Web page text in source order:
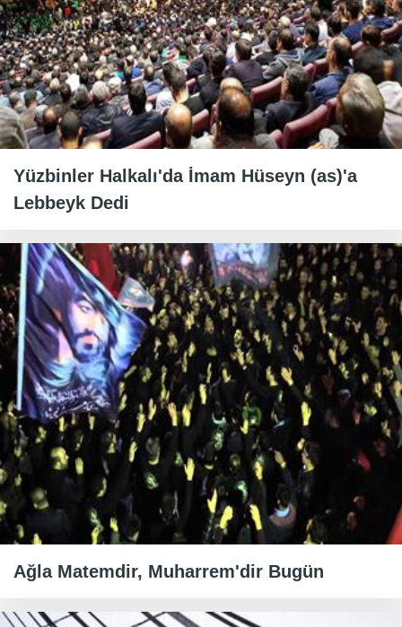
Yüzbinler Halkalı'da İmam Hüseyn (as)'a
Lebbeyk Dedi
Ağla Matemdir, Muharrem'dir Bugün